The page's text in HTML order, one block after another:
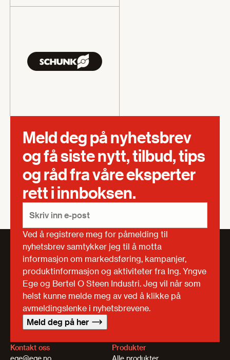
Meld deg på nyhetsbrev
og få siste nytt, tilbud, tips
og råd fra våre eksperter
rett i innboksen.
Ved å registrere meg for påmelding til
nyhetsbrev samtykker jeg til å motta
informasjon om markedsføring, kampanjer,
produktinformasjon og aktiviteter fra Ing. Yngve
Ege og Bertel O Steen Industri. Jeg vil når som
helst kunne melde meg av ved å klikke på
avmeldingslenke i nyhetsbrevene.
Meld deg på her
Kontakt oss
ege@ege.no
Produkter
Alle produkter